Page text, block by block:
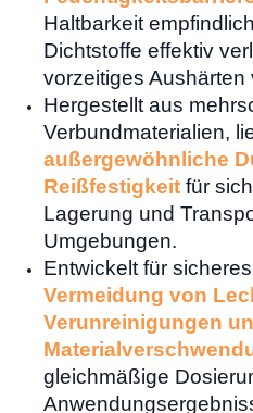
Haltbarkeit
Dichtstoffe effektiv
vorzeitiges Aushärten
Hergestellt aus
Verbundmaterialien,
außergewöhnliche
Reißfestigkeit für
Lagerung und
Umgebungen.
Entwickelt für
Vermeidung von
Verunreinigungen
gleichmäßige